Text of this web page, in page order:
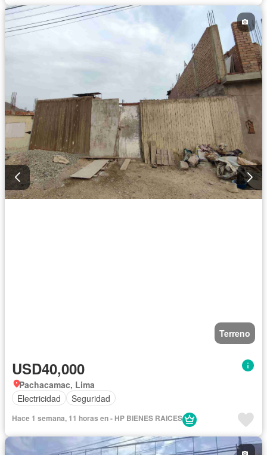
Terreno
USD40,000
Pachacamac, Lima
Electricidad
Seguridad
Hace 1 semana, 11 horas en - HP BIENES RAICES